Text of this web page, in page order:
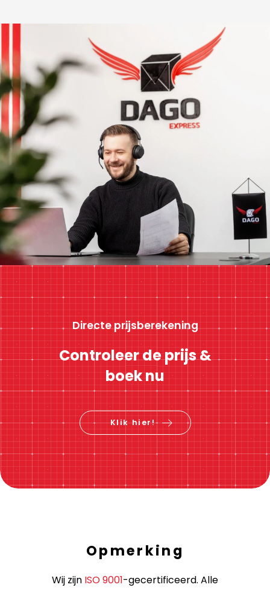
Directe prijsberekening
Controleer de prijs &
boek nu
Klik hier!
Opmerking
Wij zijn ISO 9001-gecertificeerd. Alle